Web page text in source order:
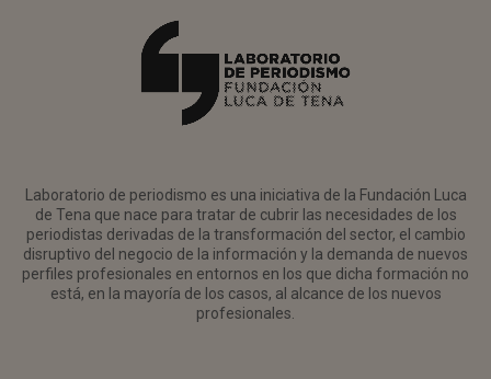
Laboratorio de periodismo es una iniciativa de la Fundación Luca
de Tena que nace para tratar de cubrir las necesidades de los
periodistas derivadas de la transformación del sector, el cambio
disruptivo del negocio de la información y la demanda de nuevos
perfiles profesionales en entornos en los que dicha formación no
está, en la mayoría de los casos, al alcance de los nuevos
profesionales.